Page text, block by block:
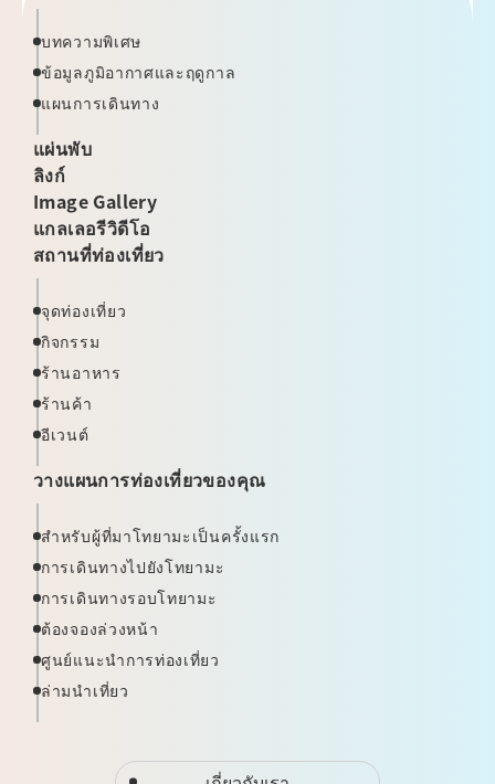
บทความพิเศษ
ข้อมูลภูมิอากาศและฤดูกาล
แผนการเดินทาง
แผ่นพับ
ลิงก์
Image Gallery
แกลเลอรีวิดีโอ
สถานที่ท่องเที่ยว
จุดท่องเที่ยว
กิจกรรม
ร้านอาหาร
ร้านค้า
อีเวนต์
วางแผนการท่องเที่ยวของคุณ
สำหรับผู้ที่มาโทยามะเป็นครั้งแรก
การเดินทางไปยังโทยามะ
การเดินทางรอบโทยามะ
ต้องจองล่วงหน้า
ศูนย์แนะนำการท่องเที่ยว
ล่ามนำเที่ยว